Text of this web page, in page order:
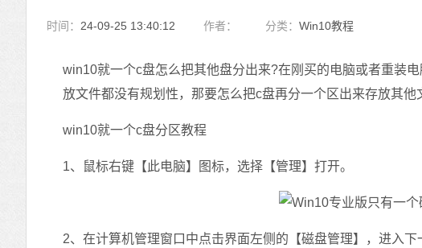
时间： 24-09-25 13:40:12 作者： 分类： Win10教程
win10就一个c盘怎么把其他盘分出来?在刚买的电脑或者重装
放文件都没有规划性，那要怎么把c盘再分一个区出来存放其他
win10就一个c盘分区教程
1、鼠标右键【此电脑】图标，选择【管理】打开。
2、在计算机管理窗口中点击界面左侧的【磁盘管理】，进入下